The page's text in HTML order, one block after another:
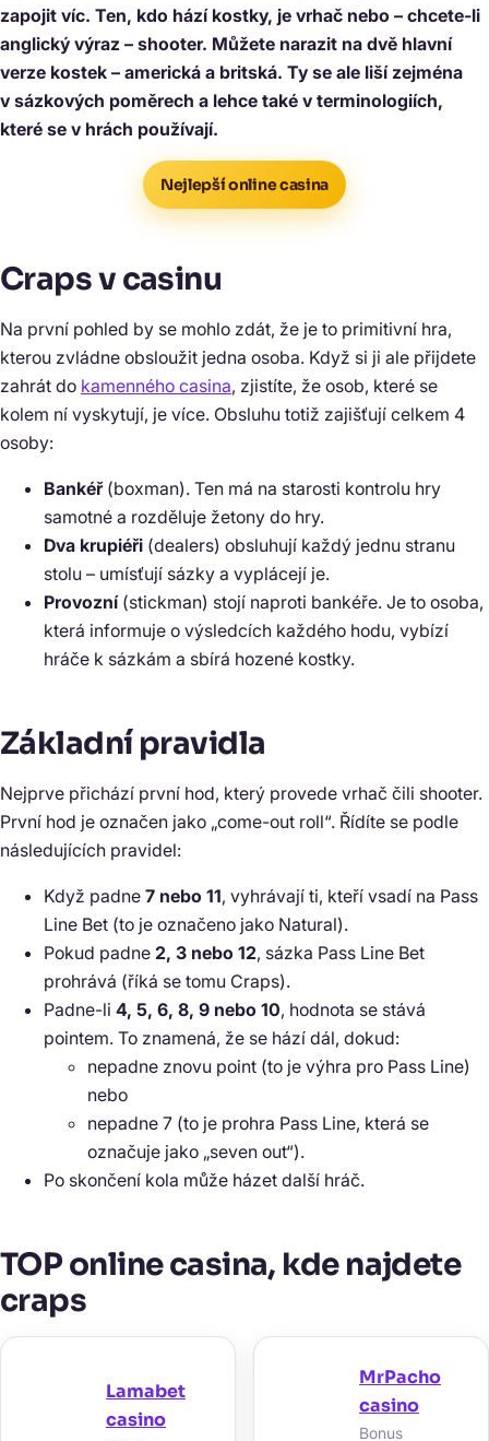
zapojit víc. Ten, kdo hází kostky, je vrhač nebo – chcete-li
anglický výraz – shooter. Můžete narazit na dvě hlavní
verze kostek – americká a britská. Ty se ale liší zejména
v sázkových poměrech a lehce také v terminologiích,
které se v hrách používají.
Nejlepší online casina
Craps v casinu
Na první pohled by se mohlo zdát, že je to primitivní hra,
kterou zvládne obsloužit jedna osoba. Když si ji ale přijdete
zahrát do kamenného casina, zjistíte, že osob, které se
kolem ní vyskytují, je více. Obsluhu totiž zajišťují celkem 4
osoby:
Bankéř(boxman). Ten má na starosti kontrolu hry
samotné a rozděluje žetony do hry.
Dva krupiéři (dealers) obsluhují každý jednu stranu
stolu – umísťují sázky a vyplácejí je.
Provozní(stickman) stojí naproti bankéře. Je to osoba,
která informuje o výsledcích každého hodu, vybízí
hráče k sázkám a sbírá hozené kostky.
Základní pravidla
Nejprve přichází první hod, který provede vrhač čili shooter.
První hod je označen jako „come-out roll“. Řídíte se podle
následujících pravidel:
Když padne 7 nebo 11, vyhrávají ti, kteří vsadí na Pass
Line Bet (to je označeno jako Natural).
Pokud padne 2, 3 nebo 12, sázka Pass Line Bet
prohrává (říká se tomu Craps).
Padne-li 4, 5, 6, 8, 9 nebo 10, hodnota se stává
pointem. To znamená, že se hází dál, dokud:
nepadne znovu point (to je výhra pro Pass Line)
nebo
nepadne 7 (to je prohra Pass Line, která se
označuje jako „seven out“).
Po skončení kola může házet další hráč.
TOP online casina, kde najdete
craps
Lamabet
casino
MrPacho
casino
Bonus